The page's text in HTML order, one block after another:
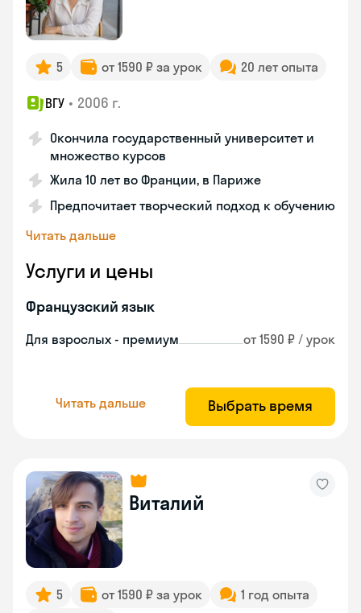
5 от 1590 ₽ за урок 20 лет опыта
ВГУ • 2006 г.
Окончила государственный университет и
множество курсов
Жила 10 лет во Франции, в Париже
Предпочитает творческий подход к обучению
Читать дальше
Услуги и цены
Французский язык
Для взрослых - премиум от 1590 ₽ / урок
Читать дальше Выбрать время
Виталий
5 от 1590 ₽ за урок
1 год опыта